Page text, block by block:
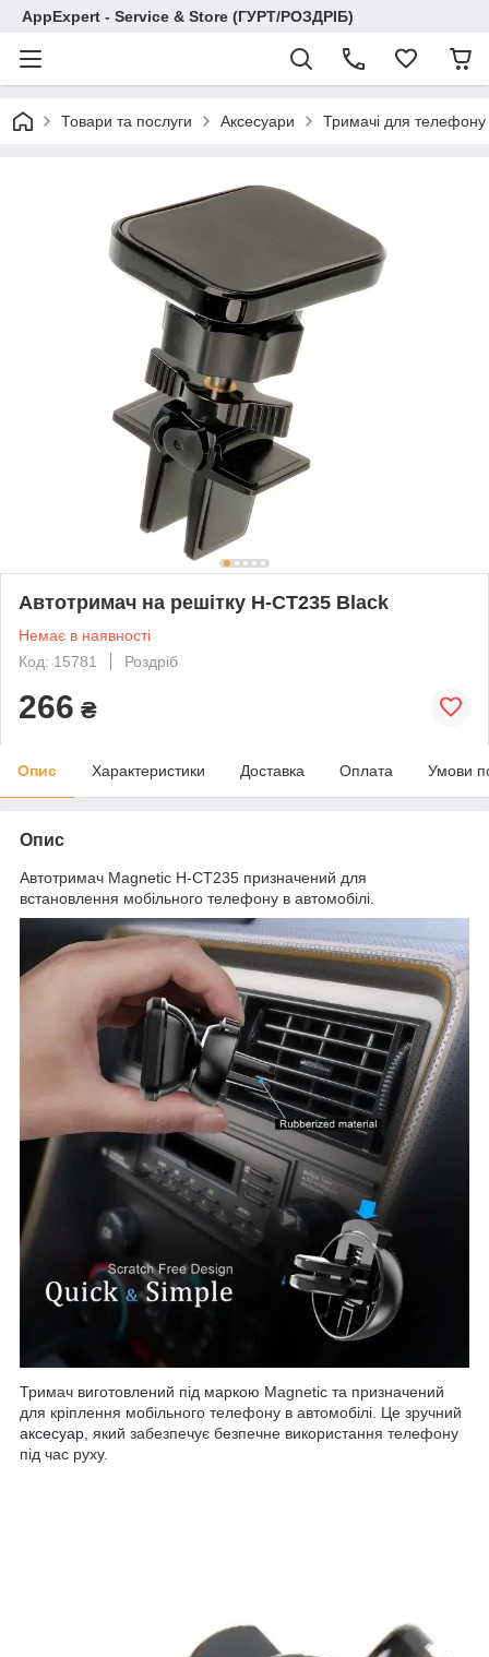
AppExpert - Service & Store (ГУРТ/РОЗДРІБ)
Товари та послуги Аксесуари Тримачі для
Автотримач на решітку H-CT235 Black
Немає в наявності
Код: 15781
Роздріб
266 ₴
Опис Характеристики Доставка Оплата Умови
Опис
Автотримач Magnetic H-CT235 призначений для
встановлення мобільного телефону в автомобілі.
Тримач виготовлений під маркою Magnetic та призначений
для кріплення мобільного телефону в автомобілі. Це зручний
аксесуар , який забезпечує безпечне використання телефону
під час руху.